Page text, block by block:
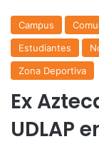
Campus
Estudiantes
Zona Deportiva
Ex
UDLAP